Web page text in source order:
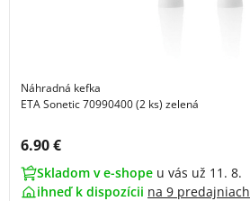
Náhradná kefka
ETA Sonetic 70990400 (2 ks) zelená
Cena s DPH:
6.90 €
Skladom v e-shope u vás už 11. 8.
ihneď k dispozícii na 9 predajniach